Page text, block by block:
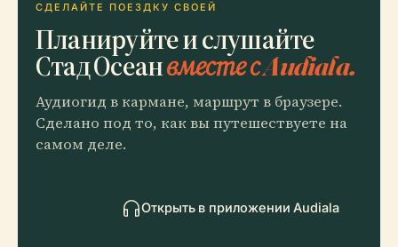
СДЕЛАЙТЕ ПОЕЗДКУ СВОЕЙ
Планируйте и слушайте
Стад Осеанвместе с Audiala.
Аудиогид в кармане, маршрут в браузере.
Сделано под то, как вы путешествуете на
самом деле.
Открыть в приложении Audiala